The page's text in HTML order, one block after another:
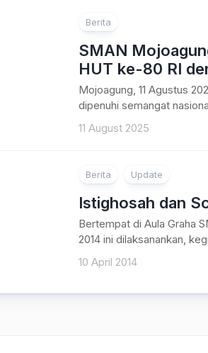
Berita
SMAN
HUT ke-80 RI
Mojoagung, 11 Agustus
dipenuhi semangat
11 August 2025
Berita Update
Istighosah dan
Bertempat di Aula Graha
2014 ini dilaksanankan,
10 April 2014